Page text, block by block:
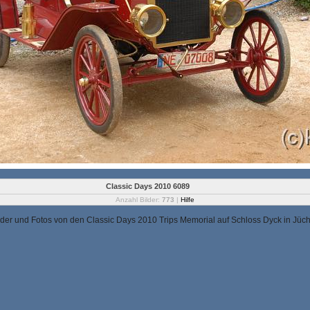
Classic Days 2010 6089
Anzahl Bilder: 773 | Hilfe
und Fotos von den Classic Days 2010 Trips Memorial auf Schloss Dyck in